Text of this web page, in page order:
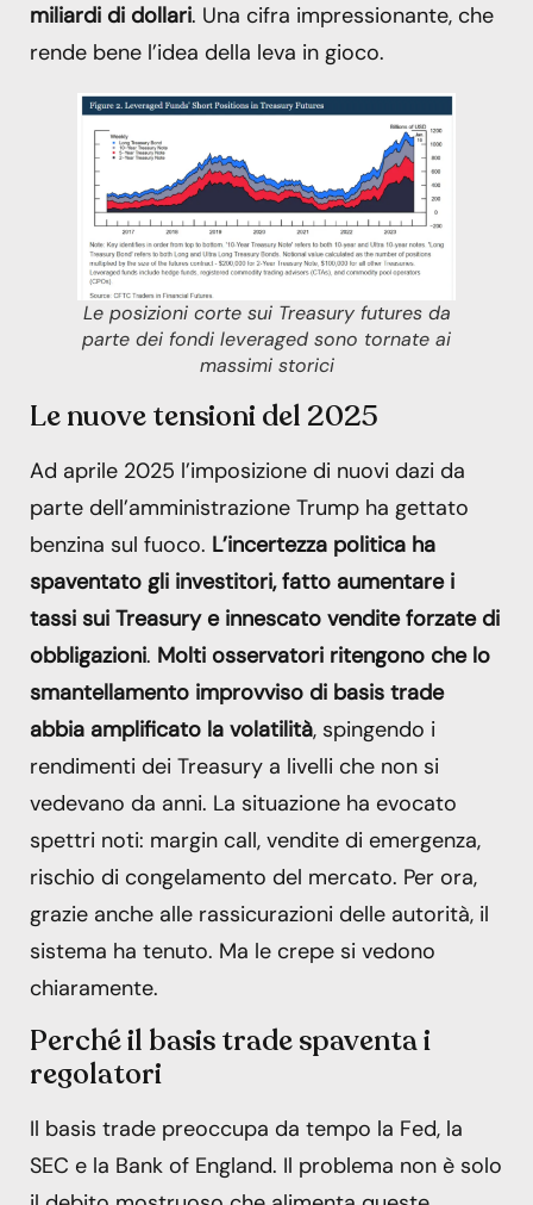
miliardi di dollari. Una cifra impressionante, che
rende bene l’idea della leva in gioco.
Le posizioni corte sui Treasury futures da
parte dei fondi leveraged sono tornate ai
massimi storici
Le nuove tensioni del 2025
Ad aprile 2025 l’imposizione di nuovi dazi da
parte dell’amministrazione Trump ha gettato
benzina sul fuoco. L’incertezza politica ha
spaventato gli investitori, fatto aumentare i
tassi sui Treasury e innescato vendite forzate di
obbligazioni. Molti osservatori ritengono che lo
smantellamento improvviso di basis trade
abbia amplificato la volatilità, spingendo i
rendimenti dei Treasury a livelli che non si
vedevano da anni. La situazione ha evocato
spettri noti: margin call, vendite di emergenza,
rischio di congelamento del mercato. Per ora,
grazie anche alle rassicurazioni delle autorità, il
sistema ha tenuto. Ma le crepe si vedono
chiaramente.
Perché il basis trade spaventa i
regolatori
Il basis trade preoccupa da tempo la Fed, la
SEC e la Bank of England. Il problema non è solo